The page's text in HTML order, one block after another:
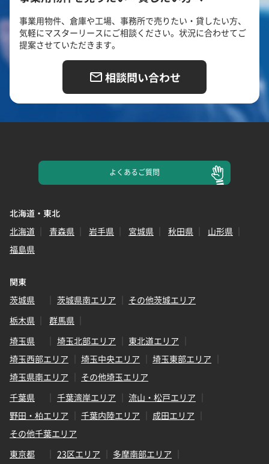
事業用物件、倉庫や工場、事務所で売りたい・貸したい方、
気軽にマスターリースにご相談ください。状況に合わせてご
提案させていただきます。
相談問い合わせ
よくあるご質問
北海道・東北
北海道
青森県 岩手県 宮城県 秋田県
山形県
福島県
関東
茨城県
茨城県南エリア
その他茨城エリア
栃木県
群馬県
埼玉県
埼玉北部エリア
東北道エリア
埼玉西部エリア
埼玉中央エリア
埼玉東部エリア
埼玉県南エリア
その他埼玉エリア
千葉県
千葉湾岸エリア
流山・松戸エリア
野田・柏エリア
千葉内陸エリア
成田エリア
その他千葉エリア
東京都
23区エリア
多摩南部エリア